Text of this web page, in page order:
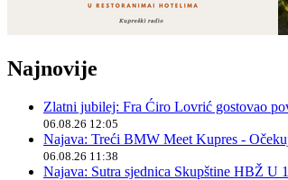
Najnovije
Zlatni jubilej: Fra Ćiro Lovrić gostovao
06.08.26 12:05
Najava: Treći BMW Meet Kupres -
06.08.26 11:38
Najava: Sutra sjednica Skupštine HBŽ U